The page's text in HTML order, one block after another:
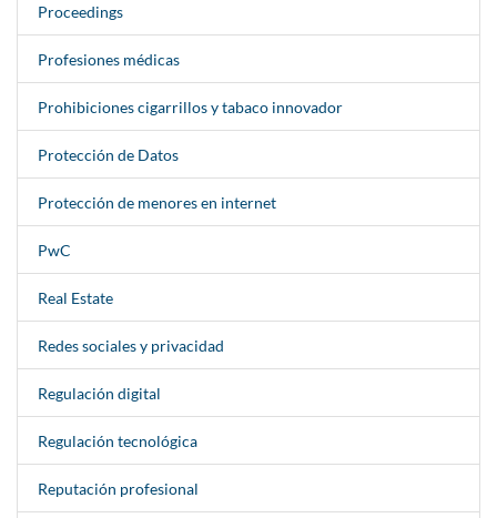
Proceedings
Profesiones médicas
Prohibiciones cigarrillos y tabaco innovador
Protección de Datos
Protección de menores en internet
PwC
Real Estate
Redes sociales y privacidad
Regulación digital
Regulación tecnológica
Reputación profesional